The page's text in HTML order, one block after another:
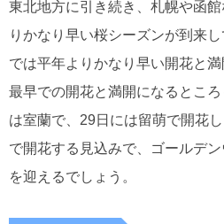
東北地方に引き続き、札幌や函
りかなり早い桜シーズンが到来
では平年よりかなり早い開花と
最早での開花と満開になるとこ
は室蘭で、29日には留萌で開花
で開花する見込みで、ゴールデ
を迎えるでしょう。